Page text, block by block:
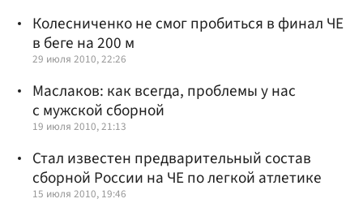
Колесниченко не смог пробиться в финал ЧЕ
в беге на 200 м
29 июля 2010, 22:26
Маслаков: как всегда, проблемы у нас
с мужской сборной
19 июля 2010, 21:13
Стал известен предварительный состав
сборной России на ЧЕ по легкой атлетике
15 июля 2010, 19:46